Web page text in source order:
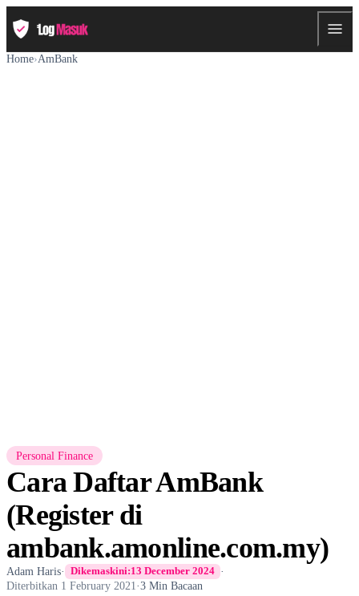
Home›AmBank
Personal Finance
Cara Daftar AmBank
(Register di
ambank.amonline.com.my)
Adam Haris· Dikemaskini:13 December 2024 ·
Diterbitkan 1 February 2021·3 Min Bacaan